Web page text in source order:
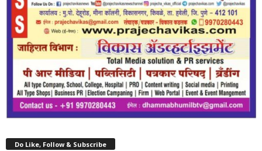
Do Like, Follow & Subscribe